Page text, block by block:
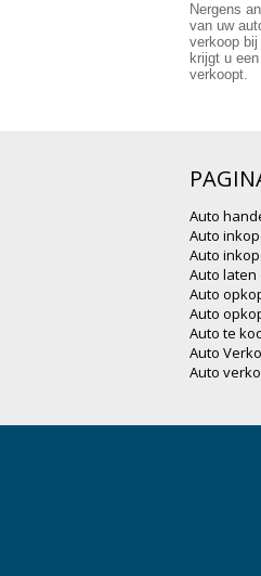
Nergens
van uw
verkoop
krijgt u
verkoopt.
Auto
Auto
Auto
Auto
Auto
Auto
Auto te
Auto
Auto